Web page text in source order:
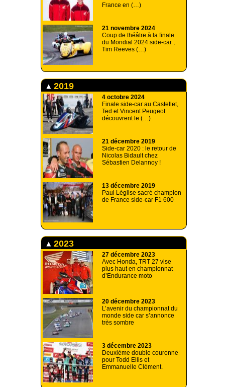
France en (…)
21 novembre 2024
Coup de théâtre à la finale
du Mondial 2024 side-car ,
Tim Reeves (…)
2019
4 octobre 2024
Finale side-car au Castellet,
Ted et Vincent Peugeot
découvrent le (…)
21 décembre 2019
Side-car 2020 : le retour de
Nicolas Bidault chez
Sébastien Delannoy !
13 décembre 2019
Paul Léglise sacré champion
de France side-car F1 600
2023
27 décembre 2023
Avec Honda, TRT 27 vise
plus haut en championnat
d’Endurance moto
20 décembre 2023
L’avenir du championnat du
monde side car s’annonce
très sombre
3 décembre 2023
Deuxième double couronne
pour Todd Ellis et
Emmanuelle Clément.